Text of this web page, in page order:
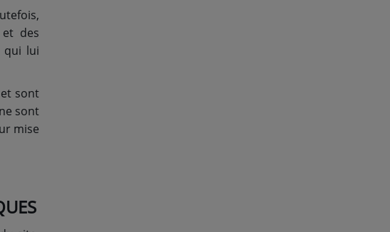
des
qui lui
sont
sont
mise